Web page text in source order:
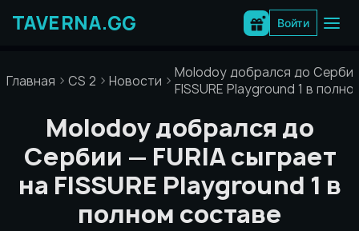
содержимому
Войти
Главная CS 2 Новости
Molodoy добрался до
FISSURE Playground 1 в
Molodoy добрался до
Сербии — FURIA сыграет
на FISSURE Playground 1 в
полном составе